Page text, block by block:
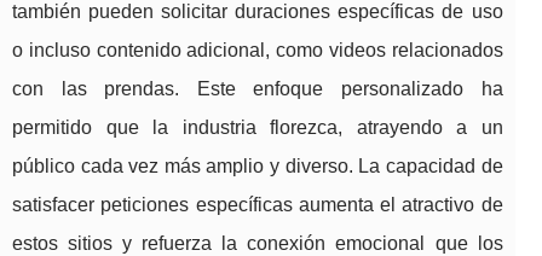
también pueden solicitar duraciones específicas de uso
o incluso contenido adicional, como videos relacionados
con las prendas. Este enfoque personalizado ha
permitido que la industria florezca, atrayendo a un
público cada vez más amplio y diverso. La capacidad de
satisfacer peticiones específicas aumenta el atractivo de
estos sitios y refuerza la conexión emocional que los